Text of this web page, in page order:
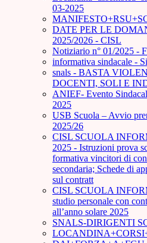
03-2025
DATE PER LE
2025/2026 - CISL
Notiziario n° 01/2025 -
informativa sindacale -
snals - BASTA
DOCENTI, SOLI E
ANIEF- Evento
2025
USB Scuola – Avvio
2025/26
CISL SCUOLA
2025 - Istruzioni prova
formativa vincitori di
secondaria; Schede di
sul contratt
CISL SCUOLA
studio personale con
all’anno solare 2025
SNALS-DIRIGENTI